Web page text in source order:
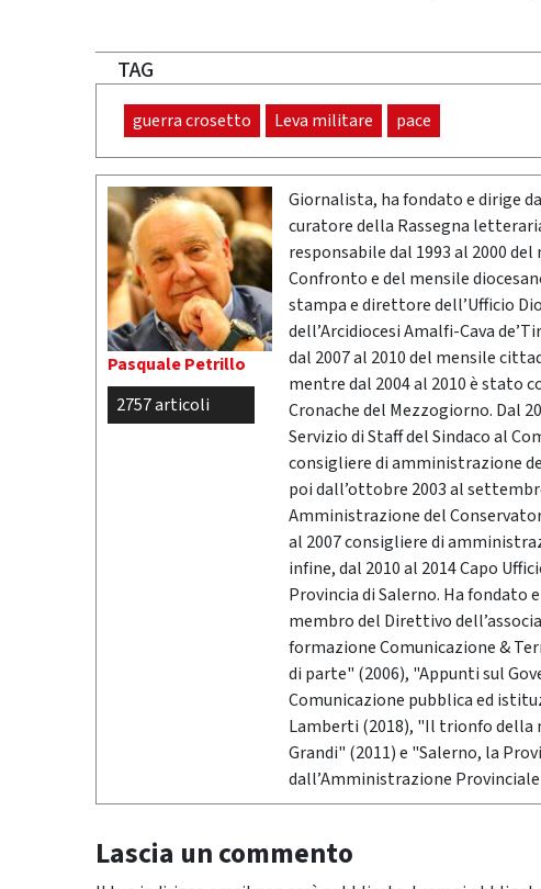
TAG
guerra crosetto Leva militare pace
Pasquale Petrillo
2757 articoli
Giornalista, ha fondato e dirige
curatore della Rassegna
responsabile dal 1993 al 2000
Confronto e del mensile
stampa e direttore dell’Ufficio
dell’Arcidiocesi Amalfi-Cava
dal 2007 al 2010 del mensile
mentre dal 2004 al 2010 è
Cronache del Mezzogiorno. Dal
Servizio di Staff del Sindaco al
consigliere di amministrazione
poi dall’ottobre 2003 al
Amministrazione del
al 2007 consigliere di
infine, dal 2010 al 2014 Capo
Provincia di Salerno. Ha fondato
membro del Direttivo
formazione Comunicazione &
di parte" (2006), "Appunti sul
Comunicazione pubblica ed
Lamberti (2018), "Il trionfo della
Grandi" (2011) e "Salerno, la
dall’Amministrazione Provinciale
Lascia un commento